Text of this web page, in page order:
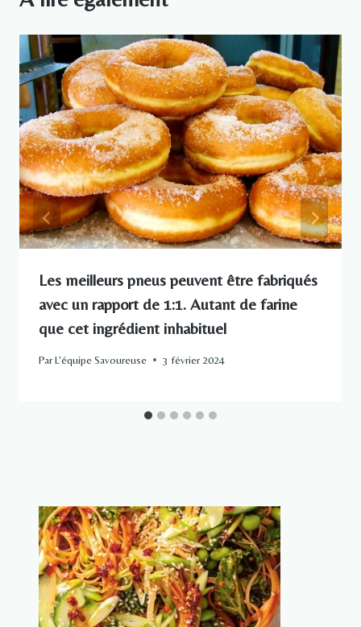
Les meilleurs pneus peuvent être fabriqués
avec un rapport de 1:1. Autant de farine
que cet ingrédient inhabituel
ParL'équipe Savoureuse 3 février 2024